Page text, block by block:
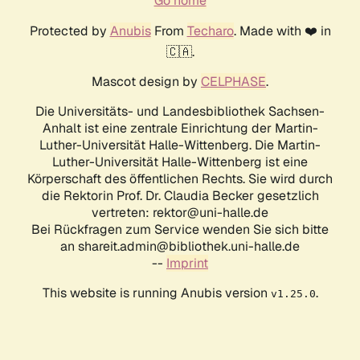
Protected by AnubisFrom Techaro. Made with ❤️ in
🇨🇦.
Mascot design by CELPHASE.
Die Universitäts- und Landesbibliothek Sachsen-
Anhalt ist eine zentrale Einrichtung der Martin-
Luther-Universität Halle-Wittenberg. Die Martin-
Luther-Universität Halle-Wittenberg ist eine
Körperschaft des öffentlichen Rechts. Sie wird durch
die Rektorin Prof. Dr. Claudia Becker gesetzlich
vertreten: rektor@uni-halle.de
Bei Rückfragen zum Service wenden Sie sich bitte
an shareit.admin@bibliothek.uni-halle.de
-- Imprint
This website is running Anubis version v1.25.0.